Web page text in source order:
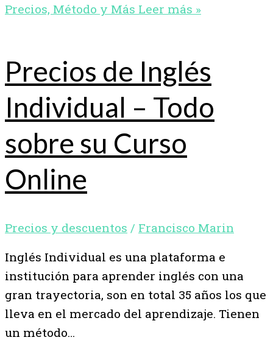
Precios, Método y Más Leer más »
Precios de Inglés
Individual – Todo
sobre su Curso
Online
Precios y descuentos / Francisco Marin
Inglés Individual es una plataforma e
institución para aprender inglés con una
gran trayectoria, son en total 35 años los que
lleva en el mercado del aprendizaje. Tienen
un método…